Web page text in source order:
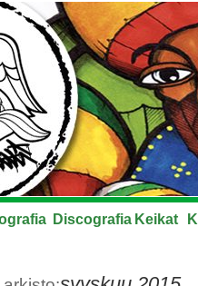
Discografia Keikat